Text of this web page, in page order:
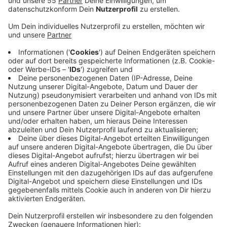
Diesen Vorschlag macht die Mettmanner CDU. Die
bisherigen Versuche, die Zahl der Tauben in der Stadt
Mettmanner Partei. Weder das Fütterungsverbot noch
Bußgelder würden Wirkung zeigen. Und ein
"Taubenhaus" sei bisher an einer fehlenden
kontinuierlichen Betreuung und geeigneten Standorten
gescheitert. Geht es nach der CDU soll ein Falkner das
Taubenproblem beseitigen. Falkner set­zen ihre Greif­
vö­gel ge­zielt zur Ver­grä­mung, also zur Vertreibung der
Tauben ein. Die Tauben haben Angst vor Greifvögeln
und meiden Orte, an denen diese regelmäßig kreisen.
Von der Arbeitsgruppe "Stadttauben Bonn"
beispielsweise heißt es in einem Internetbeitrag zum
Thema: Der Falkner-Einsatz ist keine nachhaltige
Lösung, sondern bewirkt nur eine Verlagerung des
Aufenthaltsortes um wenige hundert Meter.